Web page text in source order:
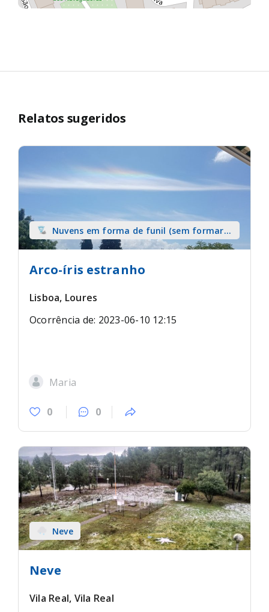
Relatos sugeridos
Nuvens em forma de funil (sem formar
tromba) sobre terra
Arco-íris estranho
Lisboa, Loures
Ocorrência de: 2023-06-10 12:15
Maria
0 0
Neve
Neve
Vila Real, Vila Real